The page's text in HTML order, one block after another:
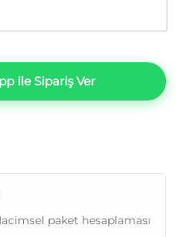
ile Sipariş Ver
paket hesaplaması